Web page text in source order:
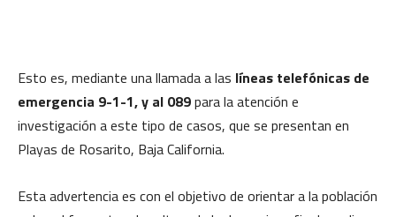
Esto es, mediante una llamada a las líneas telefónicas de
emergencia 9-1-1, y al 089para la atención e
investigación a este tipo de casos, que se presentan en
Playas de Rosarito, Baja California.
Esta advertencia es con el objetivo de orientar a la población